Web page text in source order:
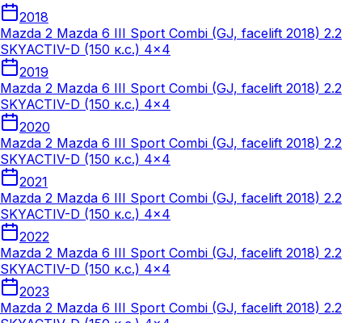
2018
Mazda 2 Mazda 6 III Sport Combi (GJ, facelift 2018) 2.2
SKYACTIV-D (150 к.с.) 4x4
2019
Mazda 2 Mazda 6 III Sport Combi (GJ, facelift 2018) 2.2
SKYACTIV-D (150 к.с.) 4x4
2020
Mazda 2 Mazda 6 III Sport Combi (GJ, facelift 2018) 2.2
SKYACTIV-D (150 к.с.) 4x4
2021
Mazda 2 Mazda 6 III Sport Combi (GJ, facelift 2018) 2.2
SKYACTIV-D (150 к.с.) 4x4
2022
Mazda 2 Mazda 6 III Sport Combi (GJ, facelift 2018) 2.2
SKYACTIV-D (150 к.с.) 4x4
2023
Mazda 2 Mazda 6 III Sport Combi (GJ, facelift 2018) 2.2